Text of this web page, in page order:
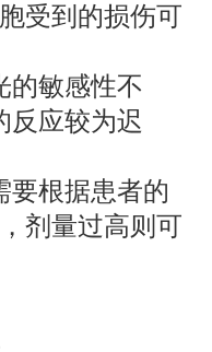
受到的损伤可
的敏感性不
反应较为迟
要根据患者的
剂量过高则可